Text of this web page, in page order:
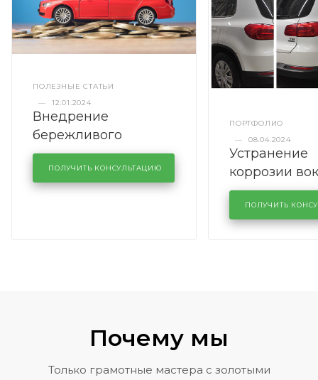
ПОЛЕЗНЫЕ СТАТЬИ
—
12.01.2024
Внедрение
бережливого
производства в
кузовном сервисе
KUTUZOVV
ПОЛУЧИТЬ КОНСУЛЬТАЦИЮ
ПОРТФОЛИО
—
08.04.2024
Устранение
коррозии
лобового
районе
Volkswagen
ПОЛУЧИТЬ
Почему мы
Только грамотные мастера с золотыми